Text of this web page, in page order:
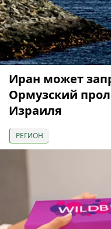
Иран может
Ормузский
Израиля
РЕГИОН